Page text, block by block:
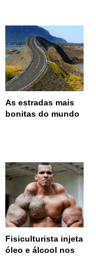
As estradas mais
bonitas do mundo
Fisiculturista injeta
óleo e álcool nos